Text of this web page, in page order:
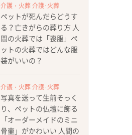
介護・火葬 介護･火葬
ペットが死んだらどうす
る？亡きがらの葬り方 人
間の火葬では「喪服」ペ
ットの火葬ではどんな服
装がいいの？
介護・火葬 介護･火葬
写真を送って生前そっく
り、ペットの仏壇に飾る
「オーダーメイドのミニ
骨壷」がかわいい 人間の